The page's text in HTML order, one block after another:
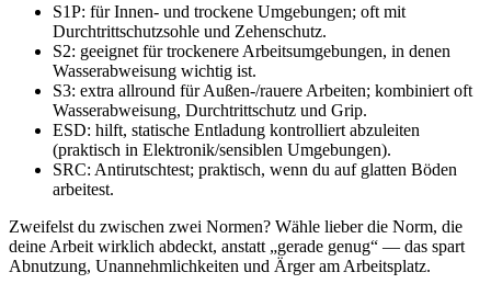
S1P: für Innen- und trockene Umgebungen; oft mit
Durchtrittschutzsohle und Zehenschutz.
S2: geeignet für trockenere Arbeitsumgebungen, in denen
Wasserabweisung wichtig ist.
S3: extra allround für Außen-/rauere Arbeiten; kombiniert oft
Wasserabweisung, Durchtrittschutz und Grip.
ESD: hilft, statische Entladung kontrolliert abzuleiten
(praktisch in Elektronik/sensiblen Umgebungen).
SRC: Antirutschtest; praktisch, wenn du auf glatten Böden
arbeitest.
Zweifelst du zwischen zwei Normen? Wähle lieber die Norm, die
deine Arbeit wirklich abdeckt, anstatt „gerade genug“ — das spart
Abnutzung, Unannehmlichkeiten und Ärger am Arbeitsplatz.